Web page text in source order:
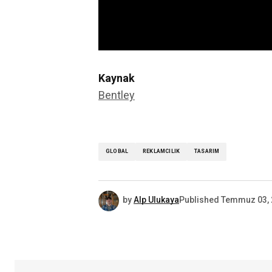
Kaynak
Bentley
GLOBAL REKLAMCILIK TASARIM
byAlp UlukayaPublished Temmuz 03,